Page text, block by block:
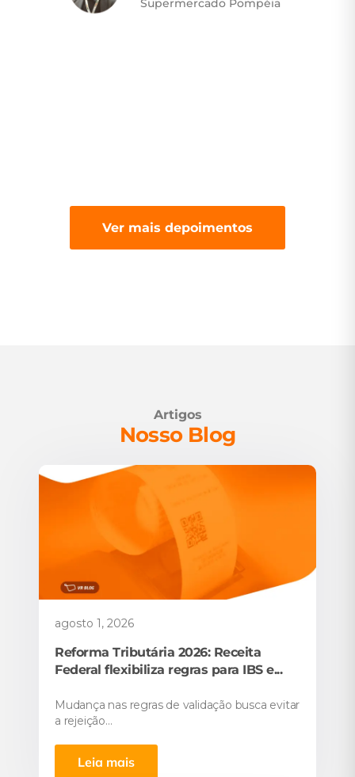
Ver mais depoimentos
Artigos
Nosso Blog
agosto 1, 2026
Reforma Tributária 2026: Receita
Federal flexibiliza regras para IBS e...
Mudança nas regras de validação busca evitar
a rejeição...
Leia mais